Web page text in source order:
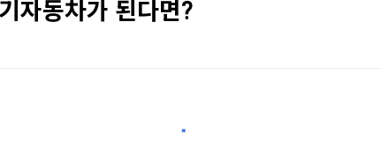
자동차가 된다면?
"